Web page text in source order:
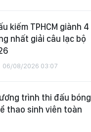
kiếm TPHCM giành 4
nhất giải câu lạc bộ
06/08/2026 03:07
trình thi đấu bóng
thao sinh viên toàn